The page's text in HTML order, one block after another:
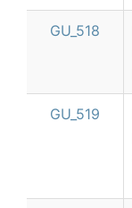
GU_518
GU_519